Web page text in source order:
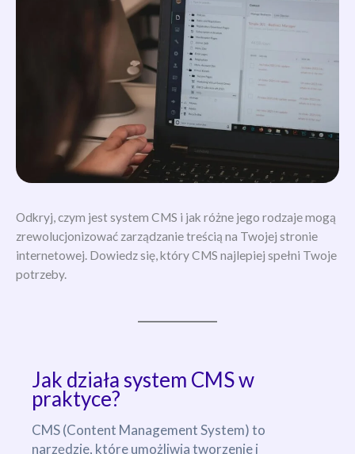
Odkryj, czym jest system CMS i jak różne jego rodzaje mogą
zrewolucjonizować zarządzanie treścią na Twojej stronie
internetowej. Dowiedz się, który CMS najlepiej spełni Twoje
potrzeby.
Jak działa system CMS w
praktyce?
CMS (Content Management System) to
narzędzie, które umożliwia tworzenie i